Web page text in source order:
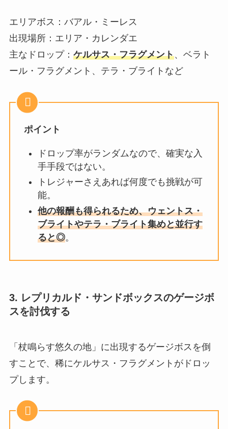
エリアボス：バアル・ミーレス
出現場所：エリア・カレンダエ
主なドロップ： ケルサス・フラグメント、ベラト
ール・フラグメント、テラ・ブライトなど
ポイント
ドロップ率がランダムなので、確実な入
手手段ではない。
トレジャーさえあれば何度でも挑戦が可
能。
他の報酬も得られるため、ウェントス・
ブライトやテラ・ブライト集めと並行す
ると◎。
3. レプリカルド・サンドボックスのゲージボ
スを討伐する
「杖鳴らす悠久の地」に出現するゲージボスを倒
すことで、稀にケルサス・フラグメントがドロッ
プします。